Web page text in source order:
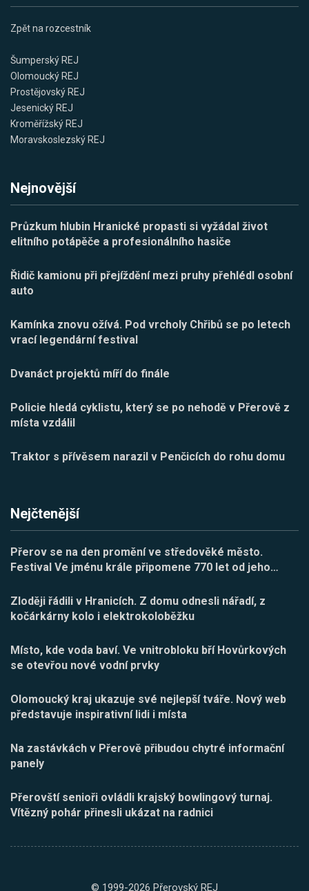
Zpět na rozcestník
Šumperský REJ
Olomoucký REJ
Prostějovský REJ
Jesenický REJ
Kroměřížský REJ
Moravskoslezský REJ
Nejnovější
Průzkum hlubin Hranické propasti si vyžádal život
elitního potápěče a profesionálního hasiče
Řidič kamionu při přejíždění mezi pruhy přehlédl osobní
auto
Kamínka znovu ožívá. Pod vrcholy Chřibů se po letech
vrací legendární festival
Dvanáct projektů míří do finále
Policie hledá cyklistu, který se po nehodě v Přerově z
místa vzdálil
Traktor s přívěsem narazil v Penčicích do rohu domu
Nejčtenější
Přerov se na den promění ve středověké město.
Festival Ve jménu krále připomene 770 let od jeho…
Zloději řádili v Hranicích. Z domu odnesli nářadí, z
kočárkárny kolo i elektrokoloběžku
Místo, kde voda baví. Ve vnitrobloku bří Hovůrkových
se otevřou nové vodní prvky
Olomoucký kraj ukazuje své nejlepší tváře. Nový web
představuje inspirativní lidi i místa
Na zastávkách v Přerově přibudou chytré informační
panely
Přerovští senioři ovládli krajský bowlingový turnaj.
Vítězný pohár přinesli ukázat na radnici
© 1999-2026 Přerovský REJ